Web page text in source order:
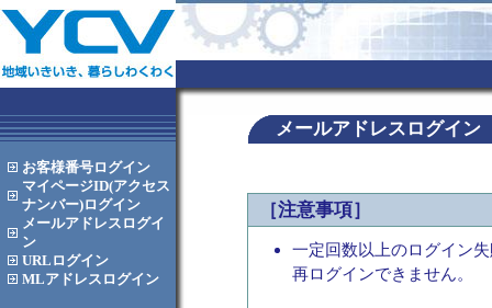
お客様番号ログイン
マイページID(アクセス
ナンバー)ログイン
メールアドレス ログイ
ン
URL ログイン
MLアドレス ログイン
メールアドレスログイン
［注意事項］
一定回数以上のログイン
再ログインできません。